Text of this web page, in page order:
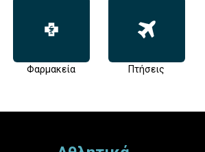
Φαρμακεία Πτήσεις